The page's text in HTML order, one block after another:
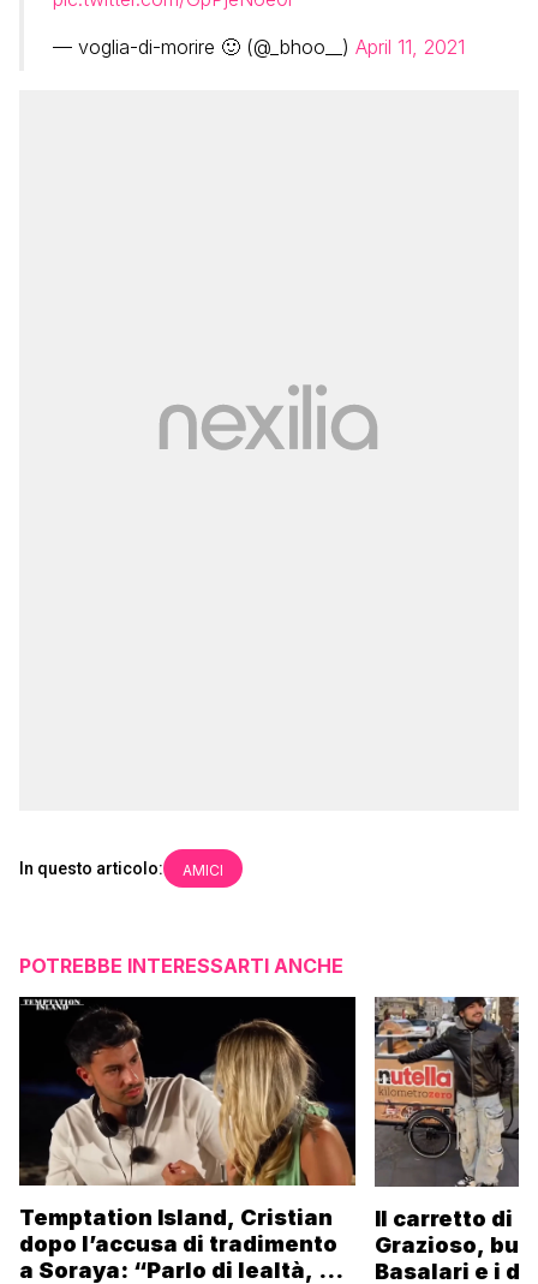
— voglia-di-morire 🙂 (@_bhoo__) April 11, 2021
In questo articolo: AMICI
POTREBBE INTERESSARTI ANCHE
Temptation Island, Cristian
dopo l’accusa di tradimento
a Soraya: “Parlo di lealtà, ma
Il carretto di
Grazioso,
Basalari e i